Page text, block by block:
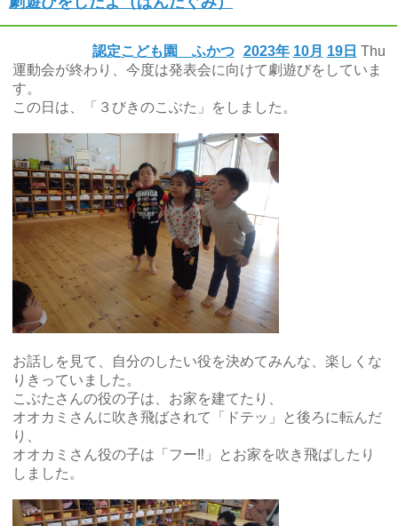
2023年 10月 19日 Thu
認定こども園 ふかつ
運動会が終わり、今度は発表会に向けて劇遊びをしていま
す。
この日は、「３びきのこぶた」をしました。
お話しを見て、自分のしたい役を決めてみんな、楽しくな
りきっていました。
こぶたさんの役の子は、お家を建てたり、
オオカミさんに吹き飛ばされて「ドテッ」と後ろに転んだ
り、
オオカミさん役の子は「フー‼」とお家を吹き飛ばしたり
しました。